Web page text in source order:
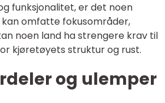
funksjonalitet, er det noen
omfatte fokusområder,
noen land ha strengere krav til
kjøretøyets struktur og rust.
og ulemper